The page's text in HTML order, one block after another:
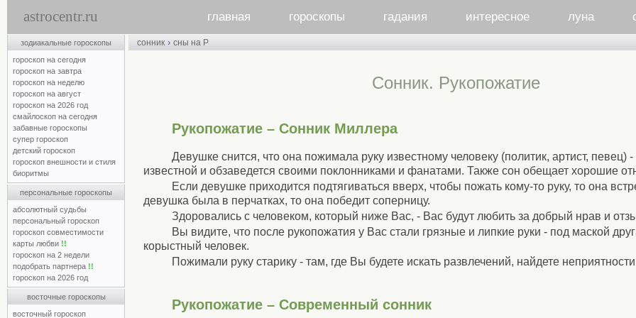
astrocentr.ru главная гороскопы гадания интересное луна
зодиакальные гороскопы
гороскоп на сегодня
гороскоп на завтра
гороскоп на неделю
гороскоп на август
гороскоп на 2026 год
смайлоскоп на сегодня
забавные гороскопы
супер гороскоп
детский гороскоп
гороскоп внешности и стиля
биоритмы
персональные гороскопы
абсолютный судьбы
персональный гороскоп
гороскоп совместимости
карты любви !!
гороскоп на 2 недели
подобрать партнера !!
гороскоп на 2026 год
восточные гороскопы
восточный гороскоп
сонник › сны на Р
Cонник. Рукопожатие
Рукопожатие – Сонник Миллера
Девушке снится, что она пожимала руку известному человеку (политик, артист, певец)
известной и обзаведется своими поклонниками и фанатами. Также сон обещает хорошие
Если девушке приходится подтягиваться вверх, чтобы пожать кому-то руку, то она
девушка была в перчатках, то она победит соперницу.
Здоровались с человеком, который ниже Вас, - Вас будут любить за добрый нрав и
Вы видите, что после рукопожатия у Вас стали грязные и липкие руки - под маской
корыстный человек.
Пожимали руку старику - там, где Вы будете искать развлечений, найдете
Рукопожатие – Современный сонник